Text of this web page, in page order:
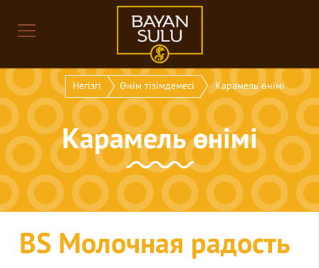
Негізгі Өнім тізімдемесі Карамель өнімі
Карамель өнімі
BS Молочная радость